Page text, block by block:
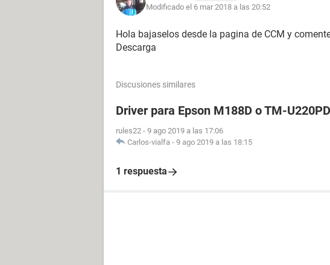
Modificado el 6 mar 2018 a las 20:52
Hola bajaselos desde la pagina de CCM y
Descarga
Discusiones similares
Driver para Epson M188D o TM-U220PD
rules22 - 9 ago 2019 a las 17:06
Carlos-vialfa - 9 ago 2019 a las 18:15
1 respuesta